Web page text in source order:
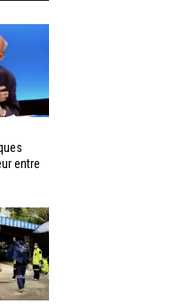
entre